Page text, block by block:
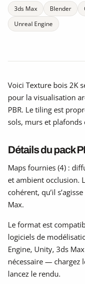
3ds Max Blender
Unreal Engine
Voici Texture bois 2K
pour la visualisation
PBR. Le tiling est
sols, murs et plafonds
Détails du pack
Maps fournies (4) :
et ambient occlusion.
cohérent, qu’il
Max.
Le format est
logiciels de
Engine, Unity, 3ds
nécessaire — chargez
lancez le rendu.